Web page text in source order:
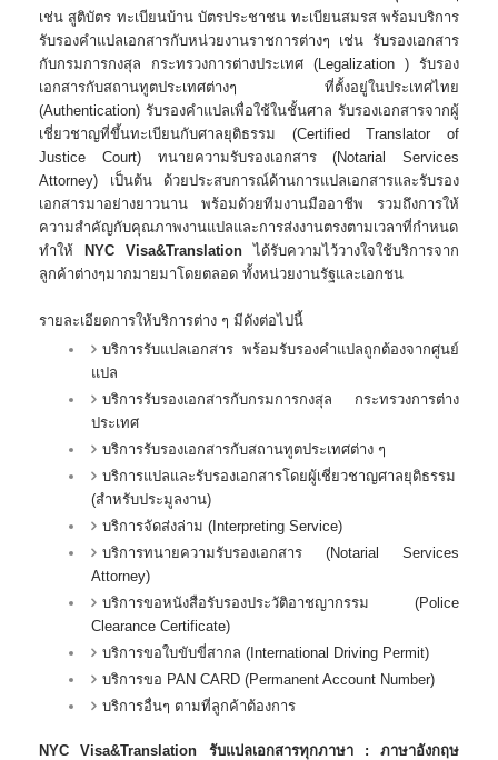
เช่น สูติบัตร ทะเบียนบ้าน บัตรประชาชน ทะเบียนสมรส พร้อมบริการ
รับรองคำแปลเอกสารกับหน่วยงานราชการต่างๆ เช่น รับรองเอกสาร
กับกรมการกงสุล กระทรวงการต่างประเทศ (Legalization ) รับรอง
เอกสารกับสถานทูตประเทศต่างๆ ที่ตั้งอยู่ในประเทศไทย
(Authentication) รับรองคำแปลเพื่อใช้ในชั้นศาล รับรองเอกสารจากผู้
เชี่ยวชาญที่ขึ้นทะเบียนกับศาลยุติธรรม (Certified Translator of
Justice Court) ทนายความรับรองเอกสาร (Notarial Services
Attorney) เป็นต้น ด้วยประสบการณ์ด้านการแปลเอกสารและรับรอง
เอกสารมาอย่างยาวนาน พร้อมด้วยทีมงานมืออาชีพ รวมถึงการให้
ความสำคัญกับคุณภาพงานแปลและการส่งงานตรงตามเวลาที่กำหนด
ทำให้
NYC Visa&Translation ได้รับความไว้วางใจใช้บริการจาก
ลูกค้าต่างๆมากมายมาโดยตลอด ทั้งหน่วยงานรัฐและเอกชน
รายละเอียดการให้บริการต่าง ๆ มีดังต่อไปนี้
บริการรับแปลเอกสาร พร้อมรับรองคำแปลถูกต้องจากศูนย์
แปล
บริการรับรองเอกสารกับกรมการกงสุล กระทรวงการต่าง
ประเทศ
บริการรับรองเอกสารกับสถานทูตประเทศต่าง ๆ
บริการแปลและรับรองเอกสารโดยผู้เชี่ยวชาญศาลยุติธรรม
(สำหรับประมูลงาน)
บริการจัดส่งล่าม (Interpreting Service)
บริการทนายความรับรองเอกสาร (Notarial Services
Attorney)
บริการขอหนังสือรับรองประวัติอาชญากรรม (Police
Clearance Certificate)
บริการขอใบขับขี่สากล (International Driving Permit)
บริการขอ PAN CARD (Permanent Account Number)
บริการอื่นๆ ตามที่ลูกค้าต้องการ
NYC Visa&Translation รับแปลเอกสารทุกภาษา : ภาษาอังกฤษ